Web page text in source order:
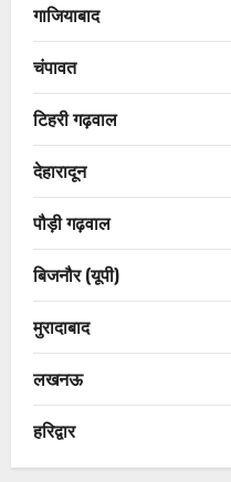
गाजियाबाद
चंपावत
टिहरी गढ़वाल
देहारादून
पौड़ी गढ़वाल
बिजनौर (यूपी)
मुरादाबाद
लखनऊ
हरिद्वार